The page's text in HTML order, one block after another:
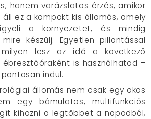
hanem varázslatos érzés, amikor
ez a kompakt kis állomás, amely
a környezetet, és mindig
készülj. Egyetlen pillantással
lesz az idő a következő
is használhatod –
indul.
állomás nem csak egy okos
egy bámulatos, multifunkciós
kihozni a legtöbbet a napodból,